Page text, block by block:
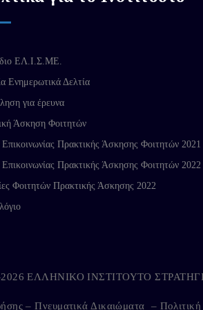
ΕΛ.Ι.Σ.ΜΕ.
Ενημερωτικά Δελτία
για έρευνα
Άσκηση Φοιτητών
Επικοινωνίας Πρακτικής Άσκησης Φοιτητών 2021
Επικοινωνίας Πρακτικής Άσκησης Φοιτητών 2022
Φοιτητών Πρακτικής Άσκησης 2022
2026 ΕΛΛΗΝΙΚΟ ΙΝΣΤΙΤΟΥΤΟ
– Πνευματικά Δικαιώματα –